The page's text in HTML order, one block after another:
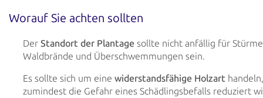
Worauf Sie achten sollten
Der Standort der Plantage sollte nicht anfällig für
Waldbrände und Überschwemmungen sein.
Es sollte sich um eine widerstandsfähige Holzart
zumindest die Gefahr eines Schädlingsbefalls reduziert